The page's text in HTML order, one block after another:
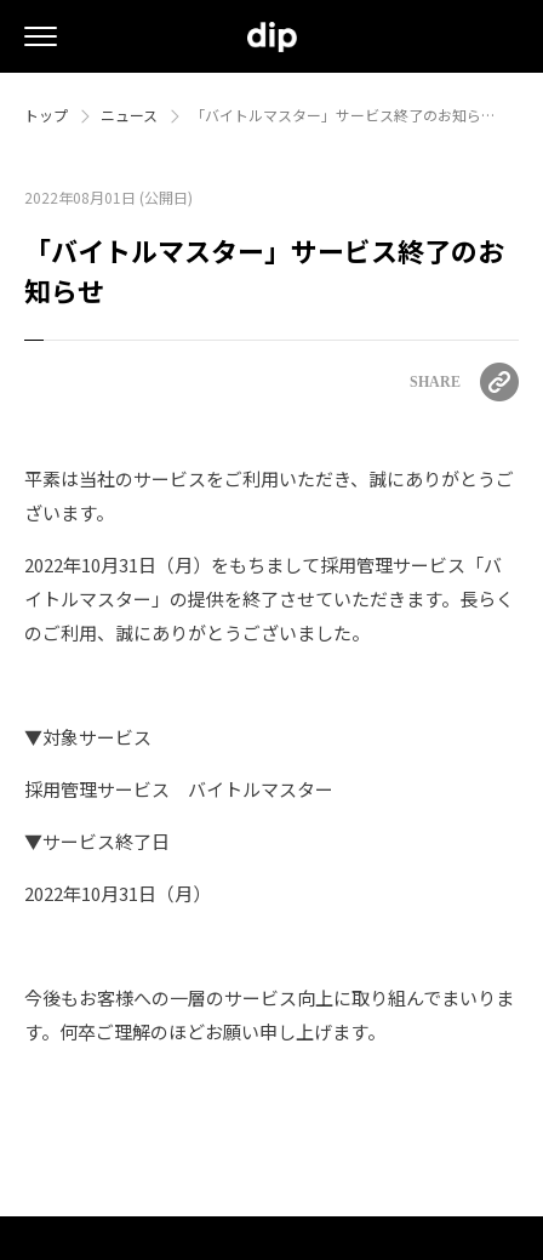
トップ ニュース 「バイトルマスター」サービス終了のお知ら…
2022年08月01日 (公開日)
「バイトルマスター」サービス終了のお
知らせ
SHARE
平素は当社のサービスをご利用いただき、誠にありがとうご
ざいます。
2022年10月31日（月）をもちまして採用管理サービス「バ
イトルマスター」の提供を終了させていただきます。長らく
のご利用、誠にありがとうございました。
▼対象サービス
採用管理サービス バイトルマスター
▼サービス終了日
2022年10月31日（月）
今後もお客様への一層のサービス向上に取り組んでまいりま
す。何卒ご理解のほどお願い申し上げます。